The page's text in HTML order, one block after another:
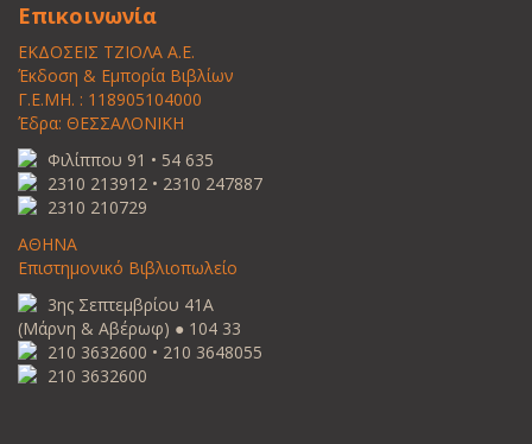
Επικοινωνία
ΕΚΔΟΣΕΙΣ ΤΖΙΟΛΑ Α.Ε.
Έκδοση & Εμπορία Βιβλίων
Γ.Ε.ΜΗ. : 118905104000
Έδρα: ΘΕΣΣΑΛΟΝΙΚΗ
Φιλίππου 91 • 54 635
2310 213912 • 2310 247887
2310 210729
ΑΘΗΝΑ
Επιστημονικό Βιβλιοπωλείο
3ης Σεπτεμβρίου 41Α
(Μάρνη & Αβέρωφ) ● 104 33
210 3632600 • 210 3648055
210 3632600